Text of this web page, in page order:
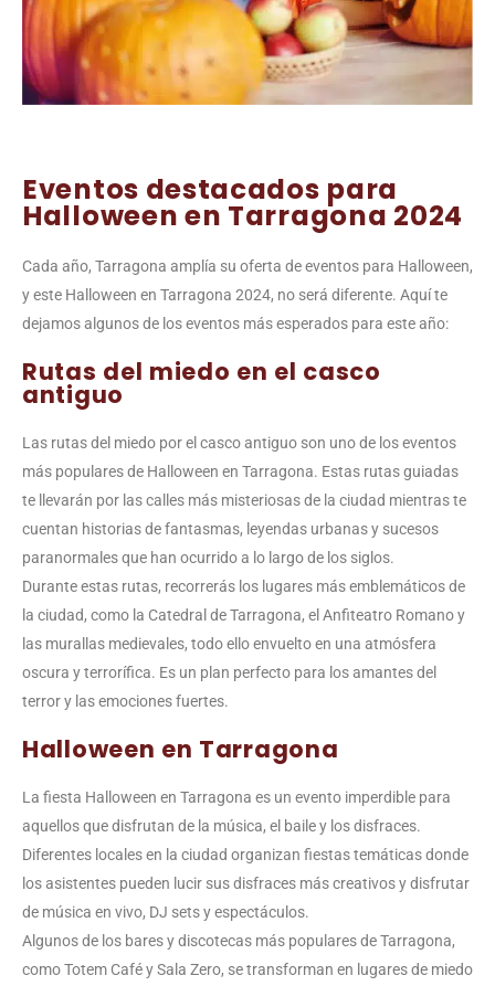
Eventos destacados para
Halloween en Tarragona 2024
Cada año, Tarragona amplía su oferta de eventos para Halloween,
y este Halloween en Tarragona 2024, no será diferente. Aquí te
dejamos algunos de los eventos más esperados para este año:
Rutas del miedo en el casco
antiguo
Las rutas del miedo por el casco antiguo son uno de los eventos
más populares de Halloween en Tarragona. Estas rutas guiadas
te llevarán por las calles más misteriosas de la ciudad mientras te
cuentan historias de fantasmas, leyendas urbanas y sucesos
paranormales que han ocurrido a lo largo de los siglos.
Durante estas rutas, recorrerás los lugares más emblemáticos de
la ciudad, como la Catedral de Tarragona, el Anfiteatro Romano y
las murallas medievales, todo ello envuelto en una atmósfera
oscura y terrorífica. Es un plan perfecto para los amantes del
terror y las emociones fuertes.
Halloween en Tarragona
La fiesta Halloween en Tarragona es un evento imperdible para
aquellos que disfrutan de la música, el baile y los disfraces.
Diferentes locales en la ciudad organizan fiestas temáticas donde
los asistentes pueden lucir sus disfraces más creativos y disfrutar
de música en vivo, DJ sets y espectáculos.
Algunos de los bares y discotecas más populares de Tarragona,
como Totem Café y Sala Zero, se transforman en lugares de miedo